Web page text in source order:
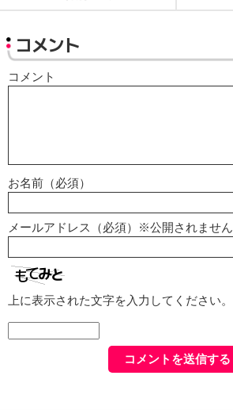
コメント
コメント
お名前（必須）
メールアドレス（必須）※公開されません
上に表示された文字を入力してください。